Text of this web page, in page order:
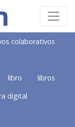
colaborativos
libro
libros
digital